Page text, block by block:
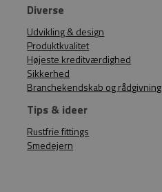
Diverse
Udvikling & design
Produktkvalitet
Højeste kreditværdighed
Sikkerhed
Branchekendskab og rådgivning
Tips & ideer
Rustfrie fittings
Smedejern